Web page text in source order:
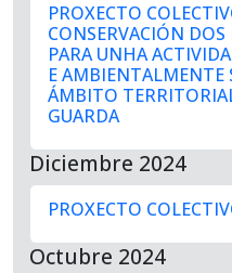
PROXECTO
CONSERVACIÓN
PARA UNHA
E AMBIENTALMENTE
ÁMBITO
GUARDA
Diciembre 2024
PROXECTO
Octubre 2024